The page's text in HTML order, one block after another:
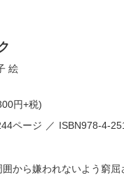
絵
円+税)
ページ ISBN978-4-
から嫌われないよう窮